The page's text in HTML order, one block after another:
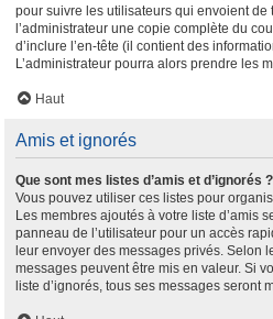
pour suivre les utilisateurs qui envoient de
l’administrateur une copie complète du
d’inclure l’en-tête (il contient des
L’administrateur pourra alors prendre les
Haut
Amis et ignorés
Que sont mes listes d’amis et d’ignorés ?
Vous pouvez utiliser ces listes pour
Les membres ajoutés à votre liste d’amis
panneau de l’utilisateur pour un accès
leur envoyer des messages privés. Selon
messages peuvent être mis en valeur. Si
liste d’ignorés, tous ses messages seront